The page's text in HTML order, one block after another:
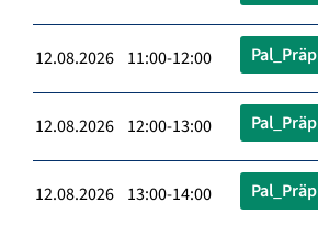
12.08.2026 11:00-12:00 Pal_Präp
12.08.2026 12:00-13:00 Pal_Präp
12.08.2026 13:00-14:00 Pal_Präp